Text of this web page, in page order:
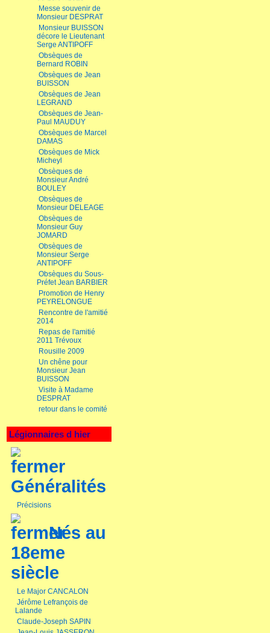
Messe souvenir de
Monsieur DESPRAT
Monsieur BUISSON
décore le Lieutenant
Serge ANTIPOFF
Obsèques de
Bernard ROBIN
Obsèques de Jean
BUISSON
Obsèques de Jean
LEGRAND
Obsèques de Jean-
Paul MAUDUY
Obsèques de Marcel
DAMAS
Obsèques de Mick
Micheyl
Obsèques de
Monsieur André
BOULEY
Obsèques de
Monsieur DELEAGE
Obsèques de
Monsieur Guy
JOMARD
Obsèques de
Monsieur Serge
ANTIPOFF
Obsèques du Sous-
Préfet Jean BARBIER
Promotion de Henry
PEYRELONGUE
Rencontre de l'amitié
2014
Repas de l'amitié
2011 Trévoux
Rousille 2009
Un chêne pour
Monsieur Jean
BUISSON
Visite à Madame
DESPRAT
retour dans le comité
Légionnaires d hier
Généralités
Précisions
Nés au
18eme
siècle
Le Major CANCALON
Jérôme Lefrançois de
Lalande
Claude-Joseph SAPIN